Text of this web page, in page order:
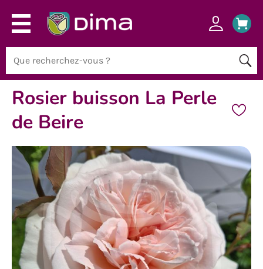
Rosier buisson La Perle
de Beire